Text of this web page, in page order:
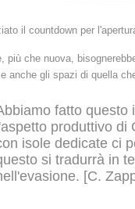
il countdown per
più che nuova,
anche gli spazi di quella
fatto questo
produttivo di
isole dedicate ci
si tradurrà in
[C.